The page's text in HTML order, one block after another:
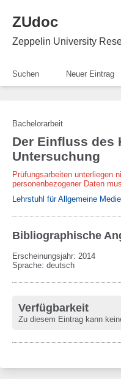
ZUdoc
Zeppelin University
Suchen Neuer Eintrag
Bachelorarbeit
Der Einfluss des
Untersuchung
Prüfungsarbeiten unterliegen
personenbezogener Daten
Lehrstuhl für Allgemeine
Bibliographische
Erscheinungsjahr: 2014
Sprache: deutsch
Verfügbarkeit
Zu diesem Eintrag kann